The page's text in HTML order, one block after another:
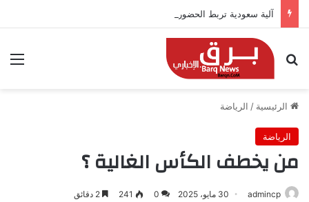
آلية سعودية تربط الحضور باجتياز الدورات
بحث عن
الرئيسية / الرياضة
الرياضة
من يخطف الكأس الغالية ؟
admincp 30 مايو، 2025 0
241